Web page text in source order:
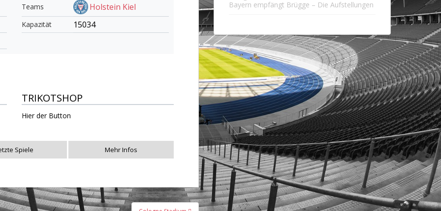
Teams Holstein Kiel
Kapazität 15034
TRIKOTSHOP
Hier der Button
Spiele Mehr Infos
Bayern empfängt Brügge – Die Aufstellungen